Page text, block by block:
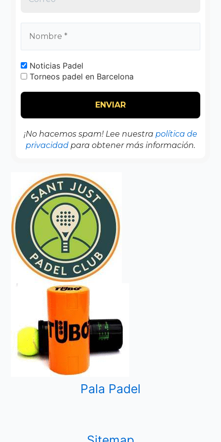
Noticias Padel
Torneos padel en Barcelona
¡No hacemos spam! Lee nuestra política de
privacidad para obtener más información.
Pala Padel